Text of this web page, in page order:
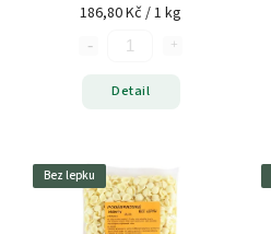
186,80 Kč / 1 kg
Detail
Bez lepku